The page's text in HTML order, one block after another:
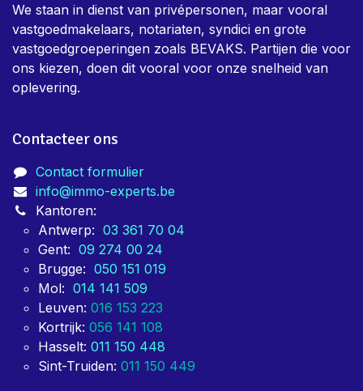
We staan in dienst van privépersonen, maar vooral
vastgoedmakelaars, notariaten, syndici en grote
vastgoedgroeperingen zoals BEVAKS. Partijen die voor
ons kiezen, doen dit vooral voor onze snelheid van
oplevering.
Contacteer ons
Contact formulier
info@immo-experts.be
Kantoren:
Antwerp: 03 361 70 04
Gent: 09 274 00 24
Brugge: 050 151 019
Mol: 014 141 509
Leuven: 016 153 223
Kortrijk: 056 141 108
Hasselt: 011 150 448
Sint-Truiden: 011 150 449